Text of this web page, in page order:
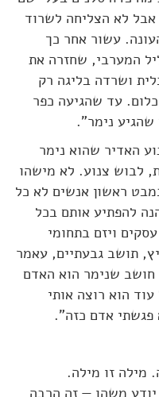
אבל לא הצליחה לשרוד
עשור אחר כך
המערבי, שחזרה את
ושרדה בליגה רק
במשך 20 שנה, כלום. עד שהגיעה כפר
נימר".
האדיר שהוא נימר
לבוש צנוע. לא מישהו
ראשון אנשים לא כל
להפתיע אותם בכל
ויזם בתחומי
תושב גבעתיים, עאמר
שנימר הוא האדם
הוא רוצה אותי
פגשתי אדם כזה".
מילה זו מילה.